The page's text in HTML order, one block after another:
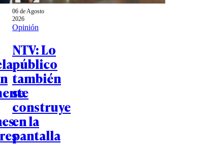
06 de Agosto
2026
Opinión
NTV: Lo
público
también
se
construye
en la
pantalla